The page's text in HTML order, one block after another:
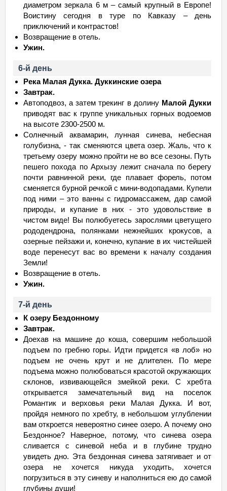
диаметром зеркала 6 м – самый крупный в Европе!
Воистину сегодня в туре по Кавказу – день
приключений и контрастов!
Возвращение в отель.
Ужин.
6-й день
Река Малая Дукка. Дуккинские озера
Завтрак.
Автоподвоз, а затем трекинг в долину Малой Дукки
приводят вас к группе уникальных горных водоемов
на высоте 2300-2500 м.
Солнечный аквамарин, лунная синева, небесная
голубизна, - так сменяются цвета озер. Жаль, что к
третьему озеру можно пройти не во все сезоны. Путь
пешего похода по Архызу лежит сначала по берегу
почти равнинной реки, где плавает форель, потом
сменяется бурной речкой с мини-водопадами. Купели
под ними – это ванны с гидромассажем, дар самой
природы, и купание в них - это удовольствие в
чистом виде! Вы полюбуетесь зарослями цветущего
рододендрона, полянками нежнейших крокусов, а
озерные пейзажи и, конечно, купание в их чистейшей
воде перенесут вас во времени к началу создания
Земли!
Возвращение в отель.
Ужин.
7-й день
К озеру Бездонному
Завтрак.
Доехав на машине до коша, совершим небольшой
подъем по гребню горы. Идти придется «в лоб» но
подъем не очень крут и не длителен. По мере
подъема можно полюбоваться красотой окружающих
склонов, извивающейся змейкой реки. С хребта
открывается замечательный вид на поселок
Романтик и верховья реки Малая Дукка. И вот,
пройдя немного по хребту, в небольшом углублении
вам откроется невероятно синее озеро. А почему оно
Бездонное? Наверное, потому, что синева озера
сливается с синевой неба и в глубине трудно
увидеть дно. Эта бездонная синева затягивает и от
озера не хочется никуда уходить, хочется
погрузиться в эту синеву и наполниться ею до самой
глубины души!